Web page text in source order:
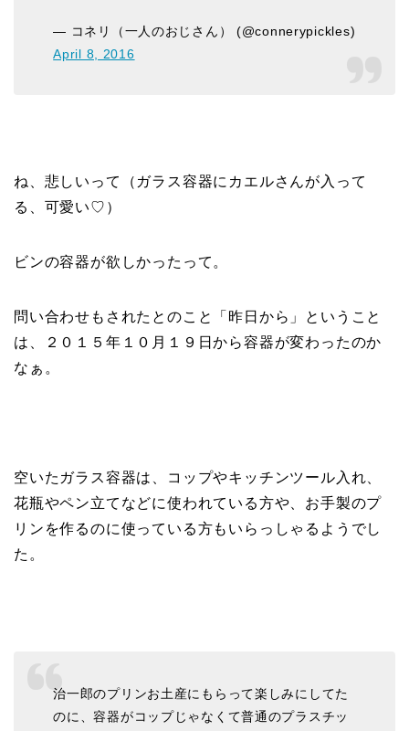
— コネリ（一人のおじさん） (@connerypickles)
April 8, 2016
ね、悲しいって（ガラス容器にカエルさんが入って
る、可愛い♡）
ビンの容器が欲しかったって。
問い合わせもされたとのこと「昨日から」ということ
は、２０１５年１０月１９日から容器が変わったのか
なぁ。
空いたガラス容器は、コップやキッチンツール入れ、
花瓶やペン立てなどに使われている方や、お手製のプ
リンを作るのに使っている方もいらっしゃるようでし
た。
治一郎のプリンお土産にもらって楽しみにしてた
のに、容器がコップじゃなくて普通のプラスチッ